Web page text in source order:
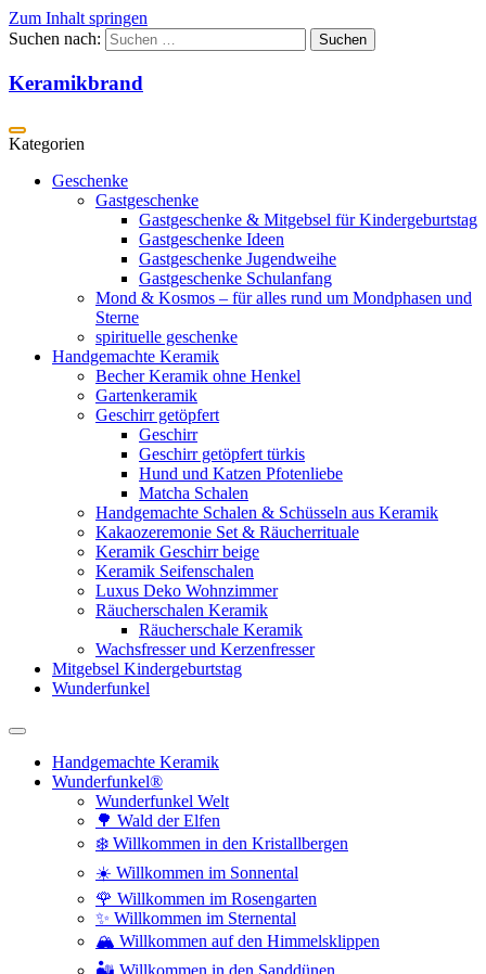
Zum Inhalt springen
Suchen nach:
Keramikbrand
Geschenke
Gastgeschenke
Gastgeschenke & Mitgebsel für Kindergeburtstag
Gastgeschenke Ideen
Gastgeschenke Jugendweihe
Gastgeschenke Schulanfang
Mond & Kosmos – für alles rund um Mondphasen und
Sterne
spirituelle geschenke
Handgemachte Keramik
Becher Keramik ohne Henkel
Gartenkeramik
Geschirr getöpfert
Geschirr
Geschirr getöpfert türkis
Hund und Katzen Pfotenliebe
Matcha Schalen
Handgemachte Schalen & Schüsseln aus Keramik
Kakaozeremonie Set & Räucherrituale
Keramik Geschirr beige
Keramik Seifenschalen
Luxus Deko Wohnzimmer
Räucherschalen Keramik
Räucherschale Keramik
Wachsfresser und Kerzenfresser
Mitgebsel Kindergeburtstag
Wunderfunkel
Handgemachte Keramik
Wunderfunkel®
Wunderfunkel Welt
🌳 Wald der Elfen
❄️ Willkommen in den Kristallbergen
☀️ Willkommen im Sonnental
🌹 Willkommen im Rosengarten
✨ Willkommen im Sternental
🏔️ Willkommen auf den Himmelsklippen